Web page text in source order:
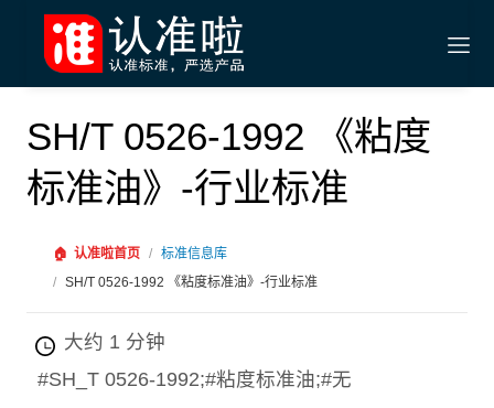
SH/T 0526-1992 《粘度
标准油》-行业标准
🏠 认准啦首页 / 标准信息库
/ SH/T 0526-1992 《粘度标准油》-行业标准
大约 1 分钟
#SH_T 0526-1992;#粘度标准油;#无